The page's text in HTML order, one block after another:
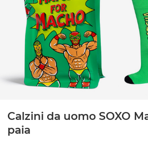
Calzini da uomo SOXO
paia